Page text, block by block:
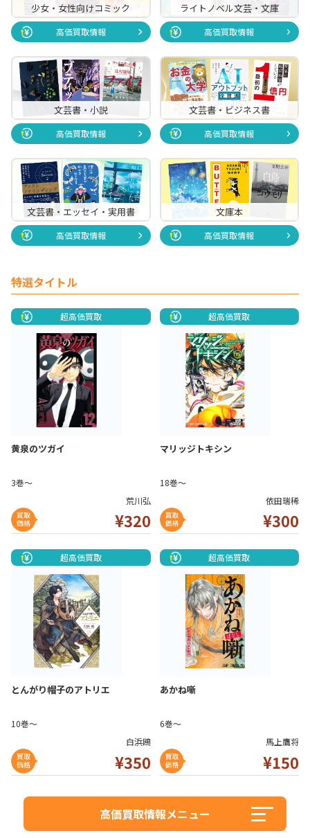
少女・女性向けコミック
高価買取情報
ライトノベル文芸・文庫
高価買取情報
文芸書・小説
高価買取情報
文芸書・ビジネス書
高価買取情報
文芸書・エッセイ・実用書
高価買取情報
文庫本
高価買取情報
特選タイトル
超高価買取
黄泉のツガイ
3巻～
荒川弘
¥320
超高価買取
マリッジトキシン
18巻～
依田瑞稀
¥300
超高価買取
とんがり帽子のアトリエ
10巻～
白浜鴎
¥350
超高価買取
あかね噺
6巻～
馬上鷹将
¥150
高価買取情報メニュー